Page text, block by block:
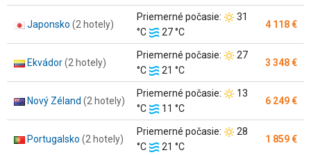
vody:
Japonsko (2 hotely)
Priemerné počasie:
Teplota
vzduchu:
31
°C
Teplota
vody:
27 °C
4 118 €
Ekvádor(2 hotely)
Priemerné počasie:
Teplota
vzduchu:
27
°C
Teplota
vody:
21 °C
3 348 €
Nový Zéland (2 hotely)
Priemerné počasie:
Teplota
vzduchu:
13
°C
Teplota
vody:
11 °C
6 249 €
Portugalsko (2 hotely)
Priemerné počasie:
Teplota
vzduchu:
28
°C
Teplota
21 °C
1 859 €